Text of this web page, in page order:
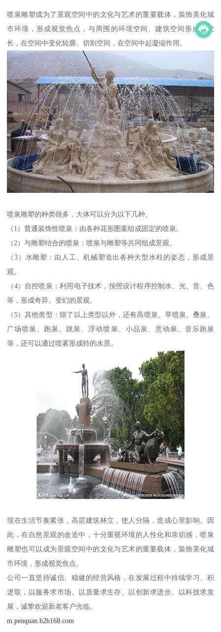
喷泉雕塑成为了景观空间中的文化与艺术的重要载体，装饰美化城
市环境，形成视觉焦点，与周围的环境空间、建筑空间形成视觉
长，在空间中变化轮廓、切割空间，在空间中起凝缩作用。
喷泉雕塑的种类很多，大体可以分为以下几种。
（1）普通装饰性喷泉：由各种花形图案组成固定的喷泉。
（2）与雕塑结合的喷泉：喷泉与雕塑等共同组成景观。
（3）水雕塑：由人工、机械塑造出各种大型水柱的姿态，形成景
观。
（4）自控喷泉：利用电子技术，按照设计程序控制水、光、音、色
等，形成奇异、变幻的景观。
（5）其他类型：除了以上类型以外，还有高喷泉、旱喷泉、叠泉、
广场喷泉、跑泉、跳泉、浮动喷泉、小品泉、意动泉、音乐跑泉
等，还可以通过喷雾形成特的水景。
现在生活节奏紧张，高层建筑林立，使人分隔，造成心里影响。因
此，在自然景观的改造中，十分重视环境的人性化和亲切感，喷泉
雕塑也可以成为景观空间中的文化与艺术的重要载体，装饰美化城
市环境，形成视觉焦点。
公司一直坚持诚信、稳健的经营风格，在发展过程中持续学习、积
进取，以服务求市场、以质量求生存、以创新求进步、以科技求发
展，诚挚欢迎新老客户光临。
m.penquan.b2b168.com